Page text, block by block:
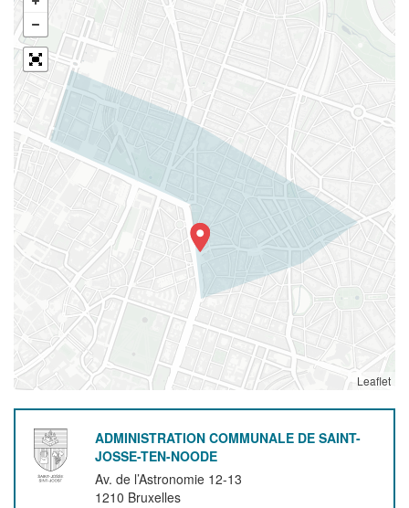
Leaflet
ADMINISTRATION COMMUNALE DE SAINT-
JOSSE-TEN-NOODE
Av. de l’Astronomie 12-13
1210 Bruxelles